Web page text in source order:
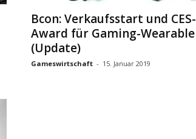
Bcon: Verkaufsstart und CES-
Award für Gaming-Wearable
(Update)
Gameswirtschaft - 15. Januar 2019